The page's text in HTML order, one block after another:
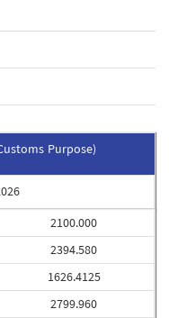
Purpose)
2100.000
2394.580
1626.4125
2799.960